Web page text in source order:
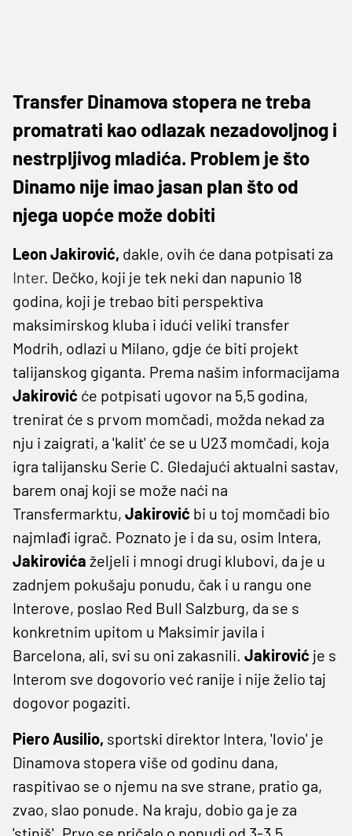
Transfer Dinamova stopera ne treba
promatrati kao odlazak nezadovoljnog i
nestrpljivog mladića. Problem je što
Dinamo nije imao jasan plan što od
njega uopće može dobiti
Leon Jakirović, dakle, ovih će dana potpisati za
Inter. Dečko, koji je tek neki dan napunio 18
godina, koji je trebao biti perspektiva
maksimirskog kluba i idući veliki transfer
Modrih, odlazi u Milano, gdje će biti projekt
talijanskog giganta. Prema našim informacijama
Jakirović će potpisati ugovor na 5,5 godina,
trenirat će s prvom momčadi, možda nekad za
nju i zaigrati, a 'kalit' će se u U23 momčadi, koja
igra talijansku Serie C. Gledajući aktualni sastav,
barem onaj koji se može naći na
Transfermarktu, Jakirović bi u toj momčadi bio
najmlađi igrač. Poznato je i da su, osim Intera,
Jakirovića željeli i mnogi drugi klubovi, da je u
zadnjem pokušaju ponudu, čak i u rangu one
Interove, poslao Red Bull Salzburg, da se s
konkretnim upitom u Maksimir javila i
Barcelona, ali, svi su oni zakasnili. Jakirović je s
Interom sve dogovorio već ranije i nije želio taj
dogovor pogaziti.
Piero Ausilio, sportski direktor Intera, 'lovio' je
Dinamova stopera više od godinu dana,
raspitivao se o njemu na sve strane, pratio ga,
zvao, slao ponude. Na kraju, dobio ga je za